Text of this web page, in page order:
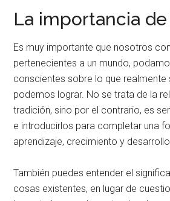
La importancia de
Es muy importante que nosotros
pertenecientes a un mundo,
conscientes sobre lo que realmente
podemos lograr. No se trata de la
tradición, sino por el contrario, es
e introducirlos para completar una
aprendizaje, crecimiento y
También puedes entender el
cosas existentes, en lugar de